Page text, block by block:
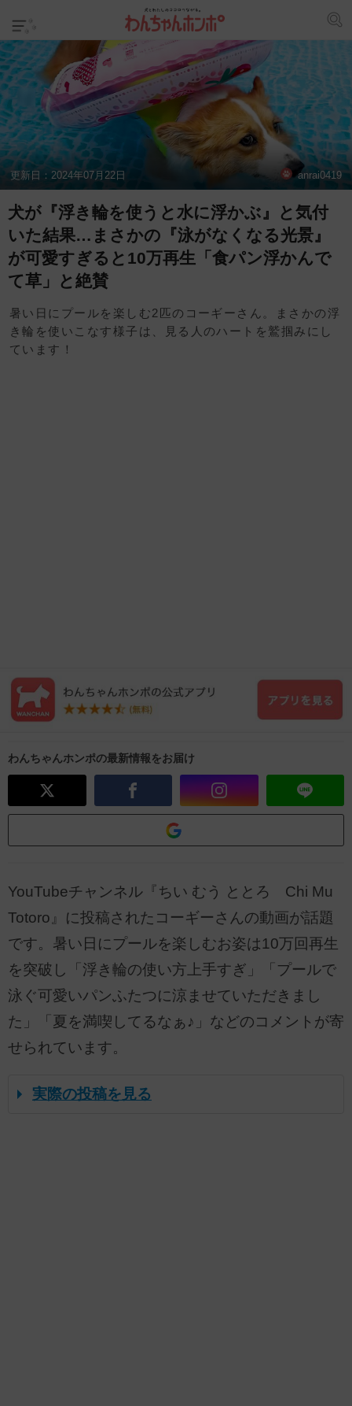
更新日： 2024年07月22日 anrai0419
犬が『浮き輪を使うと水に浮かぶ』と気付
いた結果…まさかの『泳がなくなる光景』
が可愛すぎると10万再生「食パン浮かんで
て草」と絶賛
暑い日にプールを楽しむ2匹のコーギーさん。まさかの浮
き輪を使いこなす様子は、見る人のハートを鷲掴みにし
ています！
わんちゃんホンポの最新情報をお届け
YouTubeチャンネル『ちい むう ととろ Chi Mu
Totoro』に投稿されたコーギーさんの動画が話題
です。暑い日にプールを楽しむお姿は10万回再生
を突破し「浮き輪の使い方上手すぎ」「プールで
泳ぐ可愛いパンふたつに涼ませていただきまし
た」「夏を満喫してるなぁ♪」などのコメントが寄
せられています。
実際の投稿を見る